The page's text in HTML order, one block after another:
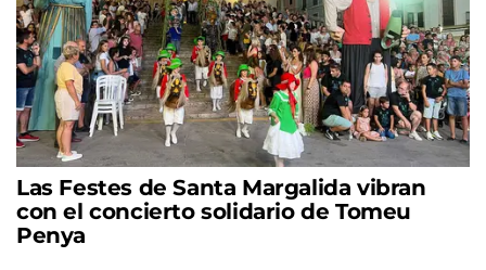
Las Festes de Santa Margalida vibran
con el concierto solidario de Tomeu
Penya